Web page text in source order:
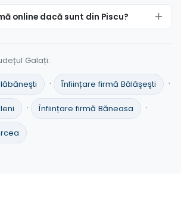
online dacă sunt din Piscu?
Galați:
· Înființare firmă Bălăşeşti ·
· Înființare firmă Băneasa ·